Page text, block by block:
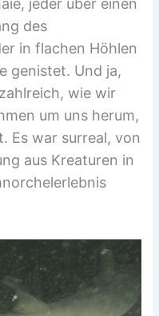
jeder über einen
des
in flachen Höhlen
genistet. Und ja,
wie wir
um uns herum,
Es war surreal, von
aus Kreaturen in